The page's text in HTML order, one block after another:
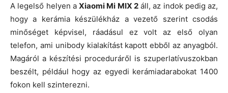
A legelső helyen a Xiaomi Mi MIX 2áll, az indok pedig az,
hogy a kerámia készülékház a vezető szerint csodás
minőséget képvisel, ráadásul ez volt az első olyan
telefon, ami unibody kialakítást kapott ebből az anyagból.
Magáról a készítési proceduráről is szuperlatívuszokban
beszélt, például hogy az egyedi kerámiadarabokat 1400
fokon kell szinterezni.